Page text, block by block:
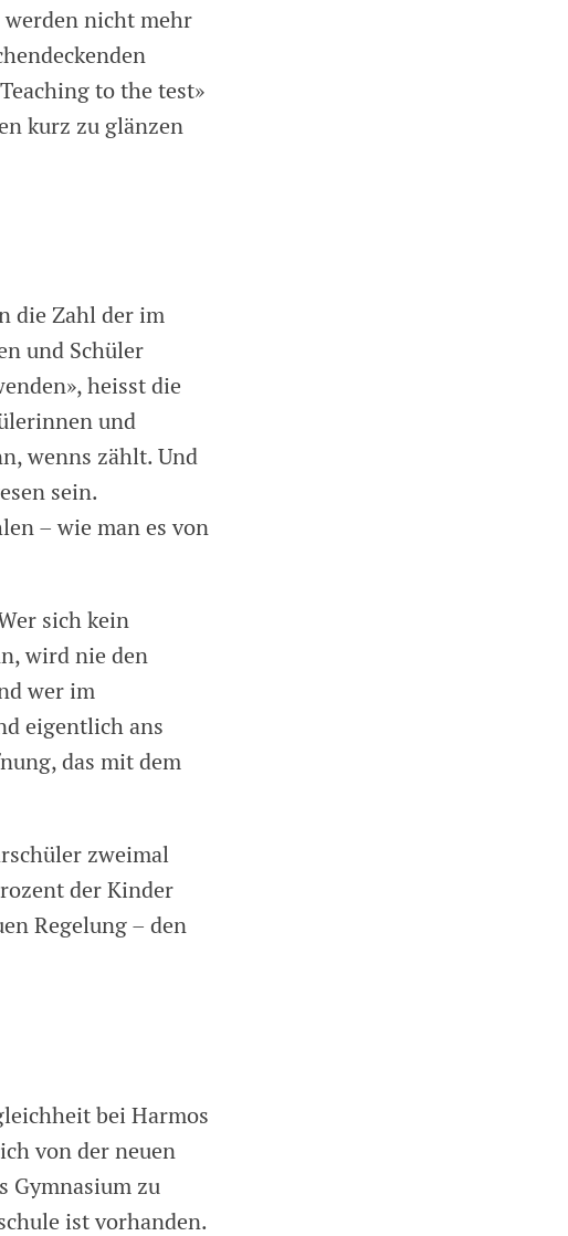
werden nicht mehr
to the test»
kurz zu glänzen
die Zahl der im
und Schüler
heisst die
und
wenns zählt. Und
sein.
– wie man es von
sich kein
wird nie den
wer im
eigentlich ans
das mit dem
zweimal
der Kinder
Regelung – den
bei Harmos
von der neuen
Gymnasium zu
ist vorhanden.